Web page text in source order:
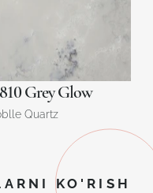
Grey Glow
Quartz
KO'RISH